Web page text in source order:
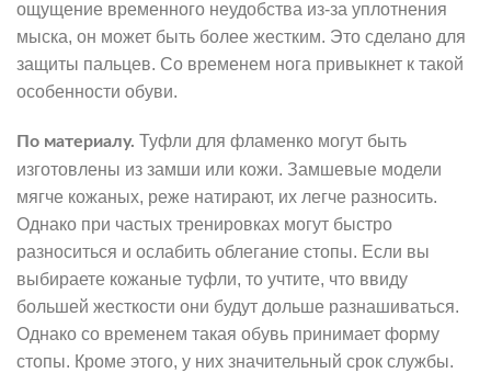
ощущение временного неудобства из-за уплотнения
мыска, он может быть более жестким. Это сделано для
защиты пальцев. Со временем нога привыкнет к такой
особенности обуви.
По материалу. Туфли для фламенко могут быть
изготовлены из замши или кожи. Замшевые модели
мягче кожаных, реже натирают, их легче разносить.
Однако при частых тренировках могут быстро
разноситься и ослабить облегание стопы. Если вы
выбираете кожаные туфли, то учтите, что ввиду
большей жесткости они будут дольше разнашиваться.
Однако со временем такая обувь принимает форму
стопы. Кроме этого, у них значительный срок службы.